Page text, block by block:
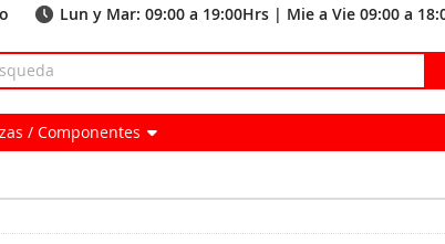
Lun y Mar: 09:00 a 19:00Hrs | Mie a Vie 09:00 a
/ Componentes